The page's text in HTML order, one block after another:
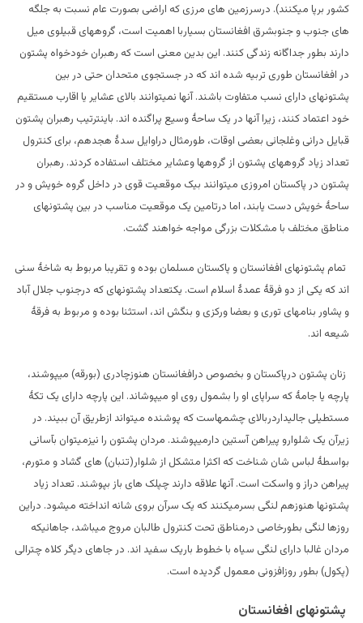
کشور برپا میکنند). درسرزمین های مرزی که اراضی بصورت عام نسبت به جلگه
های جنوب و جنوبشرق افغانستان بسیاربا اهمیت است، گروههای قبیلوی میل
دارند بطور جداگانه زندگی کنند. این بدین معنی است که رهبران خودخواه پشتون
در افغانستان طوری تربیه شده اند که در جستجوی متحدان حتی در بین
پشتونهای دارای نسب متفاوت باشند. آنها نمیتوانند بالای عشایر یا اقارب مستقیم
خود اعتماد کنند، زیرا آنها در یک ساحۀ وسیع پراگنده اند. باینترتیب رهبران پشتون
قبایل درانی وغلجائی بعضی اوقات، طورمثال دراوایل سدۀ هجدهم، برای کنترول
تعداد زیاد گروههای پشتون از گروهها وعشایر مختلف استفاده کردند. رهبران
پشتون در پاکستان امروزی میتوانند بیک موقعیت قوی در داخل گروه خویش و در
ساحۀ خویش دست یابند، اما درتامین یک موقعیت مناسب در بین پشتونهای
مناطق مختلف با مشکلات بزرگی مواجه خواهند گشت.
تمام پشتونهای افغانستان و پاکستان مسلمان بوده و تقریبا مربوط به شاخۀ سنی
اند که یکی از دو فرقۀ عمدۀ اسلام است. یکتعداد پشتونهای که درجنوب جلال آباد
و پشاور بنامهای توری و بعضا ورکزی و بنگش اند، استثنا بوده و مربوط به فرقۀ
شیعه اند.
زنان پشتون درپاکستان و بخصوص درافغانستان هنوزچادری (بورقه) میپوشند،
پارچه یا جامۀ که سراپای او را بشمول روی او میپوشاند. این پارچه دارای یک تکۀ
مستطیلی جالیداردربالای چشمهاست که پوشنده میتواند ازطریق آن ببیند. در
زیرآن یک شلوارو پیراهن آستین دارمیپوشند. مردان پشتون را نیزمیتوان بآسانی
بواسطۀ لباس شان شناخت که اکثرا متشکل از شلوار(تنبان) های گشاد و متورم،
پیراهن دراز و واسکت است. آنها علاقه دارند چپلک های باز بپوشند. تعداد زیاد
پشتونها هنوزهم لنگی بسرمیکنند که یک سرآن بروی شانه انداخته میشود. دراین
روزها لنگی بطورخاصی درمناطق تحت کنترول طالبان مروج میباشد، جاهائیکه
مردان غالبا دارای لنگی سیاه با خطوط باریک سفید اند. در جاهای دیگر کلاه چترالی
(پکول) بطور روزافزونی معمول گردیده است.
پشتونهای افغانستان